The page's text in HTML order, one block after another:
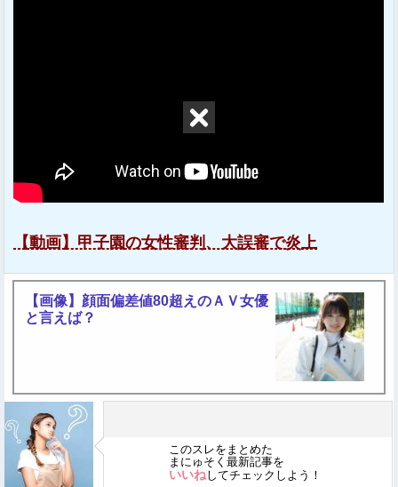
【動画】甲子園の女性審判、大誤審で炎上
【画像】顔面偏差値80超えのＡＶ女優
と言えば？
このスレをまとめた
まにゅそく最新記事を
いいねしてチェックしよう！